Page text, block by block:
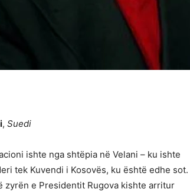
, Suedi
ishte nga shtëpia në Velani – ku ishte
tek Kuvendi i Kosovës, ku është edhe sot.
zyrën e Presidentit Rugova kishte arritur